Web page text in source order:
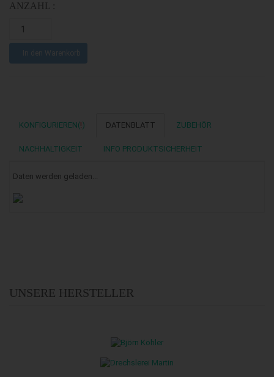
ANZAHL :
In den Warenkorb
KONFIGURIEREN(!) DATENBLATT ZUBEHÖR
NACHHALTIGKEIT INFO PRODUKTSICHERHEIT
Daten werden geladen...
UNSERE HERSTELLER